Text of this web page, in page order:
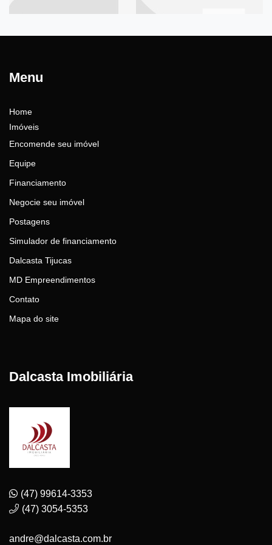
Menu
Home
Imóveis
Encomende seu imóvel
Equipe
Financiamento
Negocie seu imóvel
Postagens
Simulador de financiamento
Dalcasta Tijucas
MD Empreendimentos
Contato
Mapa do site
Dalcasta Imobiliária
(47) 99614-3353
(47) 3054-5353
andre@dalcasta.com.br